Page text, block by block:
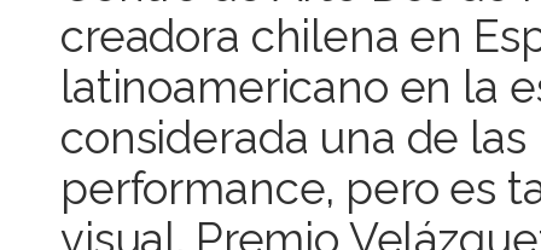
creadora chilena en
latinoamericano en la
considerada una de
performance, pero es
visual. Premio